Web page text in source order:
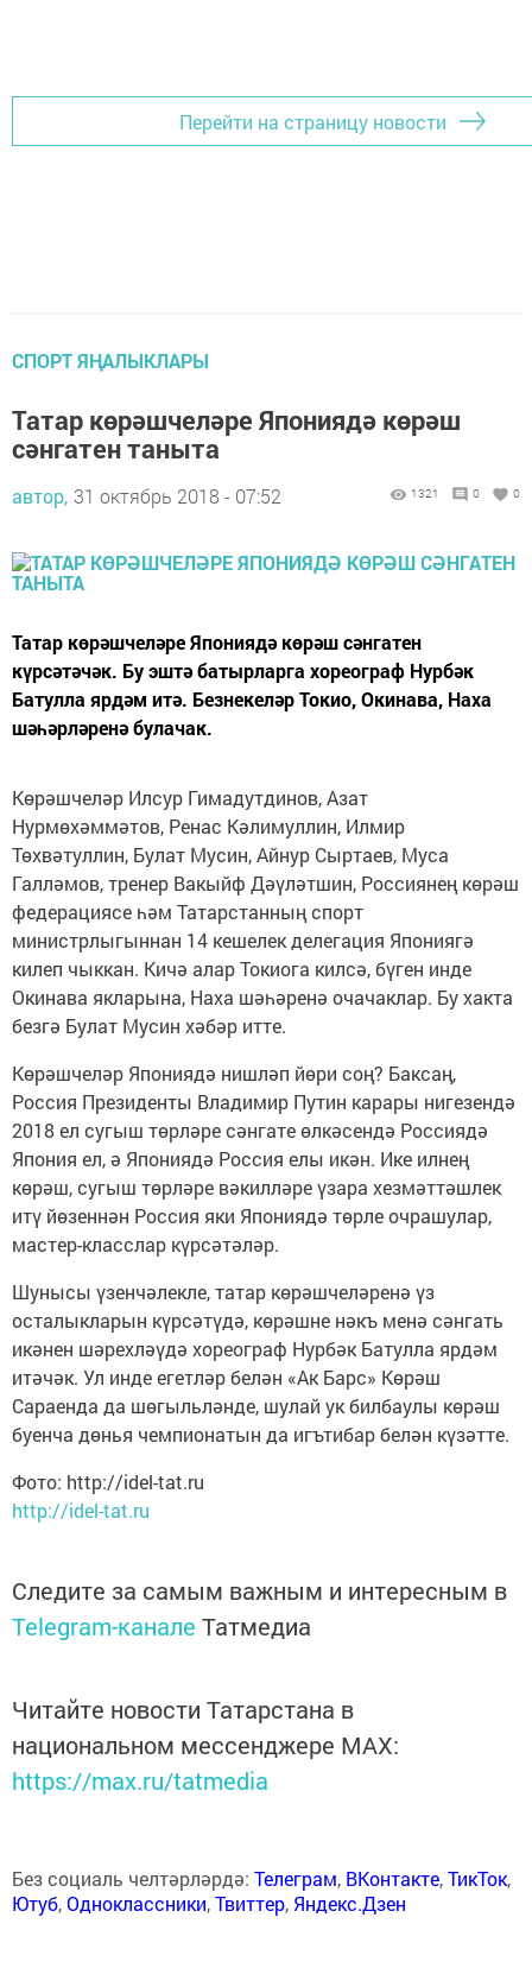
Перейти на страницу новости
СПОРТ ЯҢАЛЫКЛАРЫ
Татар көрәшчеләре Япониядә көрәш
сәнгатен таныта
автор, 31 октябрь 2018 - 07:52 1321 0 0
Татар көрәшчеләре Япониядә көрәш сәнгатен
күрсәтәчәк. Бу эштә батырларга хореограф Нурбәк
Батулла ярдәм итә. Безнекеләр Токио, Окинава, Наха
шәһәрләренә булачак.
Көрәшчеләр Илсур Гимадутдинов, Азат
Нурмөхәммәтов, Ренас Кәлимуллин, Илмир
Төхвәтуллин, Булат Мусин, Айнур Сыртаев, Муса
Галләмов, тренер Вакыйф Дәүләтшин, Россиянең көрәш
федерациясе һәм Татарстанның спорт
министрлыгыннан 14 кешелек делегация Япониягә
килеп чыккан. Кичә алар Токиога килсә, бүген инде
Окинава якларына, Наха шәһәренә очачаклар. Бу хакта
безгә Булат Мусин хәбәр итте.
Көрәшчеләр Япониядә нишләп йөри соң? Баксаң,
Россия Президенты Владимир Путин карары нигезендә
2018 ел сугыш төрләре сәнгате өлкәсендә Россиядә
Япония ел, ә Япониядә Россия елы икән. Ике илнең
көрәш, сугыш төрләре вәкилләре үзара хезмәттәшлек
итү йөзеннән Россия яки Япониядә төрле очрашулар,
мастер-класслар күрсәтәләр.
Шунысы үзенчәлекле, татар көрәшчеләренә үз
осталыкларын күрсәтүдә, көрәшне нәкъ менә сәнгать
икәнен шәрехләүдә хореограф Нурбәк Батулла ярдәм
итәчәк. Ул инде егетләр белән «Ак Барс» Көрәш
Сараенда да шөгыльләнде, шулай ук билбаулы көрәш
буенча дөнья чемпионатын да игътибар белән күзәтте.
Фото: http://idel-tat.ru
http://idel-tat.ru
Следите за самым важным и интересным в
Telegram-канале Татмедиа
Читайте новости Татарстана в
национальном мессенджере MАХ:
https://max.ru/tatmedia
Без социаль челтәрләрдә: Телеграм, ВКонтакте,ТикТок,
Ютуб,Одноклассники,Твиттер, Яндекс.Дзен